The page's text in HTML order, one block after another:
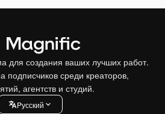
для создания ваших лучших работ.
подписчиков среди креаторов,
агентств и студий.
Pусский